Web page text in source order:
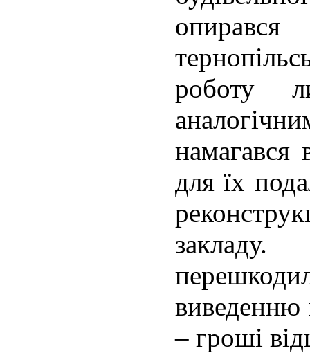
роботу
намагався
для їх
закладу.
виведенню
– гроші